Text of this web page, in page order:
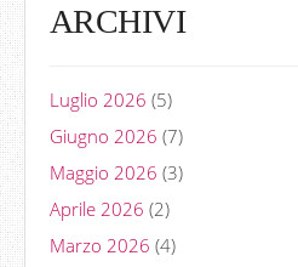
ARCHIVI
Luglio 2026 (5)
Giugno 2026 (7)
Maggio 2026 (3)
Aprile 2026 (2)
Marzo 2026 (4)